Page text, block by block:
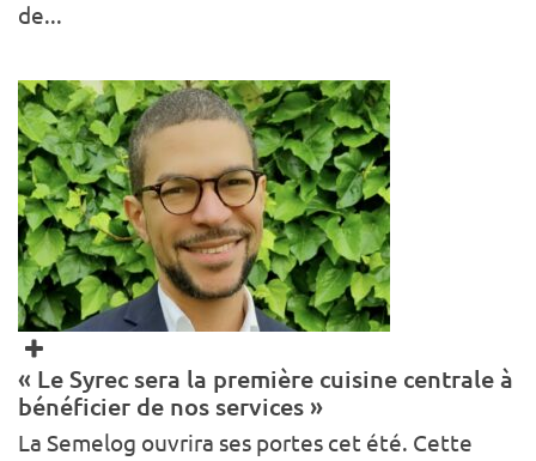
de...
« Le Syrec sera la première cuisine centrale à
bénéficier de nos services »
La Semelog ouvrira ses portes cet été. Cette